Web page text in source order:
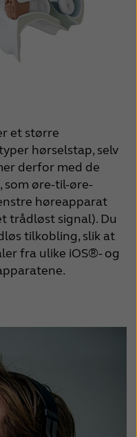
et større
hørselstap, selv
derfor med de
som øre-til-øre-
høreapparat
trådløst signal). Du
tilkobling, slik at
fra ulike iOS®- og